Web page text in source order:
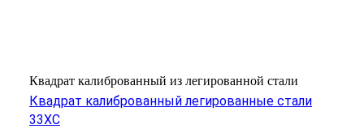
Квадрат калиброванный из легированной стали
Квадрат калиброванный легированные стали
33ХС